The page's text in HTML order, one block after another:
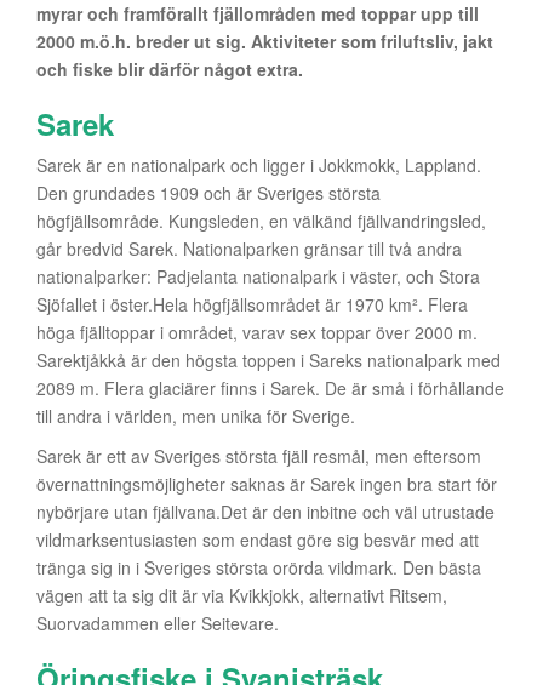
myrar och framförallt fjällområden med toppar upp till
2000 m.ö.h. breder ut sig. Aktiviteter som friluftsliv, jakt
och fiske blir därför något extra.
Sarek
Sarek är en nationalpark och ligger i Jokkmokk, Lappland.
Den grundades 1909 och är Sveriges största
högfjällsområde. Kungsleden, en välkänd fjällvandringsled,
går bredvid Sarek. Nationalparken gränsar till två andra
nationalparker: Padjelanta nationalpark i väster, och Stora
Sjöfallet i öster.Hela högfjällsområdet är 1970 km². Flera
höga fjälltoppar i området, varav sex toppar över 2000 m.
Sarektjåkkå är den högsta toppen i Sareks nationalpark med
2089 m. Flera glaciärer finns i Sarek. De är små i förhållande
till andra i världen, men unika för Sverige.
Sarek är ett av Sveriges största fjäll resmål, men eftersom
övernattningsmöjligheter saknas är Sarek ingen bra start för
nybörjare utan fjällvana.Det är den inbitne och väl utrustade
vildmarksentusiasten som endast göre sig besvär med att
tränga sig in i Sveriges största orörda vildmark. Den bästa
vägen att ta sig dit är via Kvikkjokk, alternativt Ritsem,
Suorvadammen eller Seitevare.